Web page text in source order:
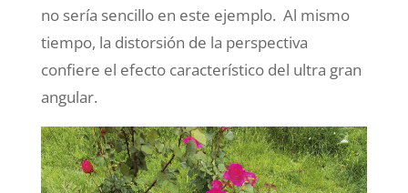
no sería sencillo en este ejemplo. Al mismo
tiempo, la distorsión de la perspectiva
confiere el efecto característico del ultra gran
angular.